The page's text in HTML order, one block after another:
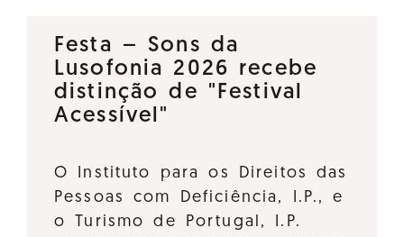
Festa – Sons da
Lusofonia 2026 recebe
distinção de "Festival
Acessível"
O Instituto para os Direitos das
Pessoas com Deficiência, I.P., e
o Turismo de Portugal, I.P.